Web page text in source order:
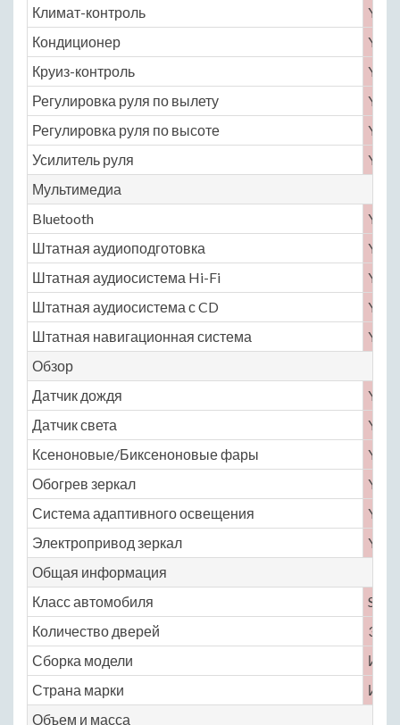
Климат-контроль
Yes
Кондиционер
Yes
Круиз-контроль
Yes
Регулировка руля по вылету
Yes
Регулировка руля по высоте
Yes
Усилитель руля
Yes
Мультимедиа
Bluetooth
Yes
Штатная аудиоподготовка
Yes
Штатная аудиосистема Hi-Fi
Yes
Штатная аудиосистема с CD
Yes
Штатная навигационная система
Yes
Обзор
Датчик дождя
Yes
Датчик света
Yes
Ксеноновые/Биксеноновые фары
Yes
Обогрев зеркал
Yes
Система адаптивного освещения
Yes
Электропривод зеркал
Yes
Общая информация
Класс автомобиля
S
Количество дверей
3
Сборка модели
Страна марки
Объем и масса